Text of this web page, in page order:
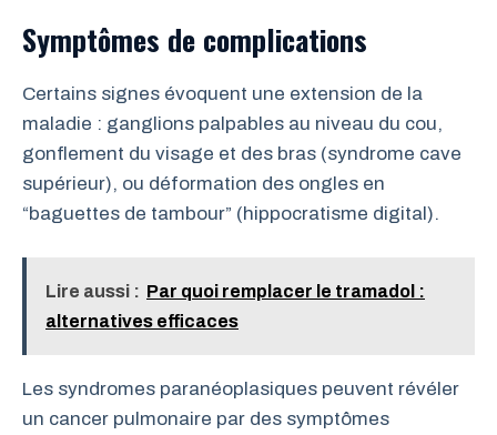
Symptômes de complications
Certains signes évoquent une extension de la
maladie : ganglions palpables au niveau du cou,
gonflement du visage et des bras (syndrome cave
supérieur), ou déformation des ongles en
“baguettes de tambour” (hippocratisme digital).
Lire aussi : Par quoi remplacer le tramadol :
alternatives efficaces
Les syndromes paranéoplasiques peuvent révéler
un cancer pulmonaire par des symptômes